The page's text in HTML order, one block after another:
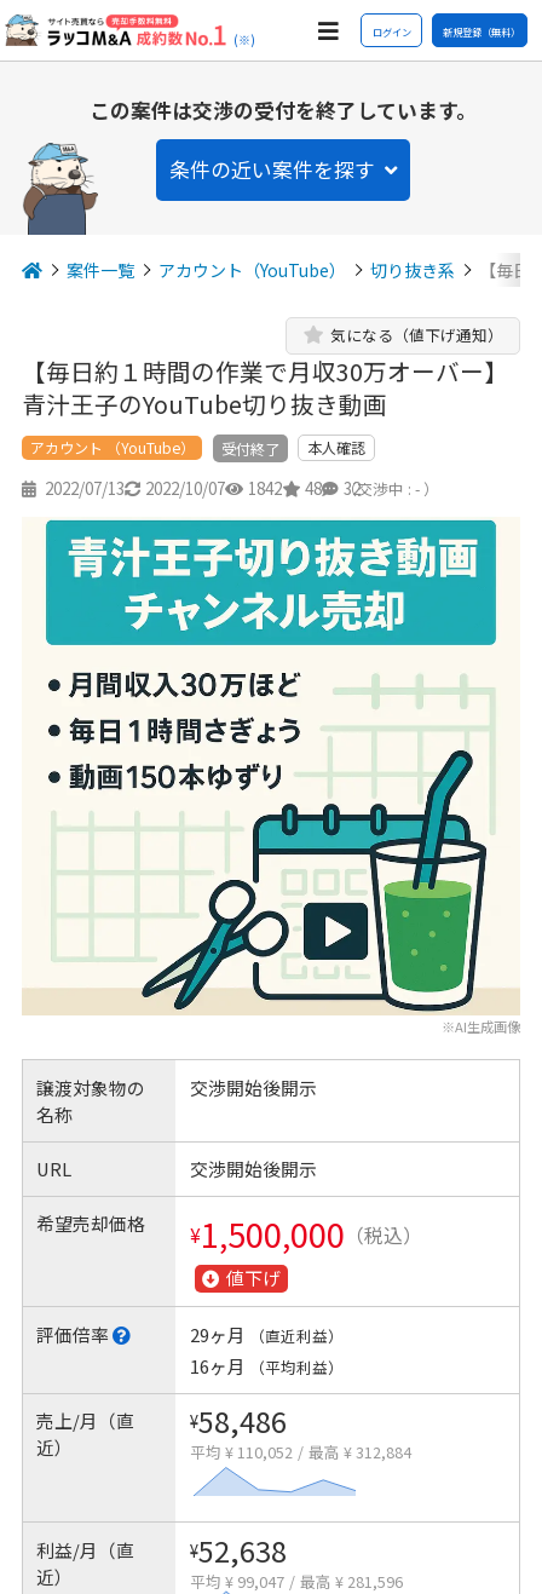
(※) ログイン 新規登録（無料）
この案件は交渉の受付を終了しています。
条件の近い案件を探す
案件一覧 アカウント（YouTube） 切り抜き系 【毎
【毎日約１時間の作業で月収30万オーバー】
青汁王子のYouTube切り抜き動画
気になる（値下げ通知）
アカウント （YouTube） 受付終了 本人確認
2022/07/13 2022/10/07 1842 48 32
（交渉中 : - ）
※AI生成画像
譲渡対象物の
名称
交渉開始後開示
URL 交渉開始後開示
希望売却価格 ¥1,500,000 （税込）
値下げ
評価倍率 29ヶ月 （直近利益）
16ヶ月 （平均利益）
売上/月（直
近）
¥58,486
平均 ¥ 110,052 / 最高 ¥ 312,884
利益/月（直
近）
¥52,638
平均 ¥ 99,047 / 最高 ¥ 281,596